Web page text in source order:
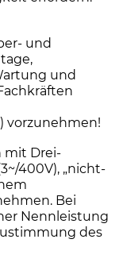
und
und
vorzunehmen!
mit Drei-
400V), „nicht-
Bei
Nennleistung
des